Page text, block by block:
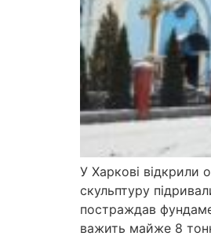
У Харкові відкрили
скульптуру
постраждав
важить майже 8